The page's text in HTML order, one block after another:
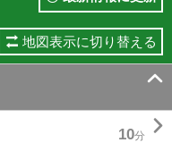
地図表示に切り替える

10分 